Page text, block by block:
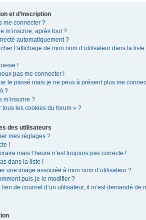
et d’inscription
me connecter ?
m’inscrire, après tout ?
automatiquement ?
l’affichage de mon nom d’utilisateur dans la liste
!
pas me connecter !
le passé mais je ne peux à présent plus me
?
m’inscrire ?
les cookies du forum » ?
des utilisateurs
mes réglages ?
!
mais l’heure n’est toujours pas correcte !
dans la liste !
une image associée à mon nom d’utilisateur ?
puis-je le modifier ?
de courriel d’un utilisateur, il m’est demandé de